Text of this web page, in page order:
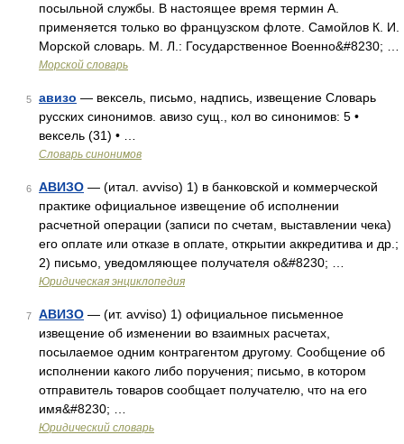
посыльной службы. В настоящее время термин А.
применяется только во французском флоте. Самойлов К. И.
Морской словарь. М. Л.: Государственное Военно&#8230; …
Морской словарь
5 авизо — вексель, письмо, надпись, извещение Словарь
русских синонимов. авизо сущ., кол во синонимов: 5 •
вексель (31) • …
Словарь синонимов
6 АВИЗО — (итал. avviso) 1) в банковской и коммерческой
практике официальное извещение об исполнении
расчетной операции (записи по счетам, выставлении чека)
его оплате или отказе в оплате, открытии аккредитива и др.;
2) письмо, уведомляющее получателя о&#8230; …
Юридическая энциклопедия
7 АВИЗО — (ит. avviso) 1) официальное письменное
извещение об изменении во взаимных расчетах,
посылаемое одним контрагентом другому. Сообщение об
исполнении какого либо поручения; письмо, в котором
отправитель товаров сообщает получателю, что на его
имя&#8230; …
Юридический словарь